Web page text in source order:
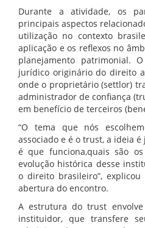
Durante a atividade, os
principais aspectos
utilização no contexto
aplicação e os reflexos no
planejamento patrimonial.
jurídico originário do direito
onde o proprietário (settlor)
administrador de confiança
em benefício de terceiros
“O tema que nós
associado e é o trust, a ideia
é que funciona,quais são
evolução histórica desse
o direito brasileiro”,
abertura do encontro.
A estrutura do trust
instituidor, que transfere